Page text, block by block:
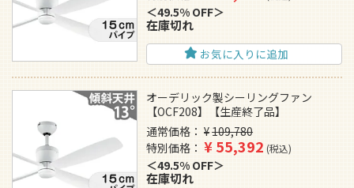
49.5% OFF
在庫切れ
お気に入りに追加
オーデリック製シーリングファン
【OCF208】【生産終了品】
通常価格
¥109,780
特別価格
¥55,392 税込
49.5% OFF
在庫切れ